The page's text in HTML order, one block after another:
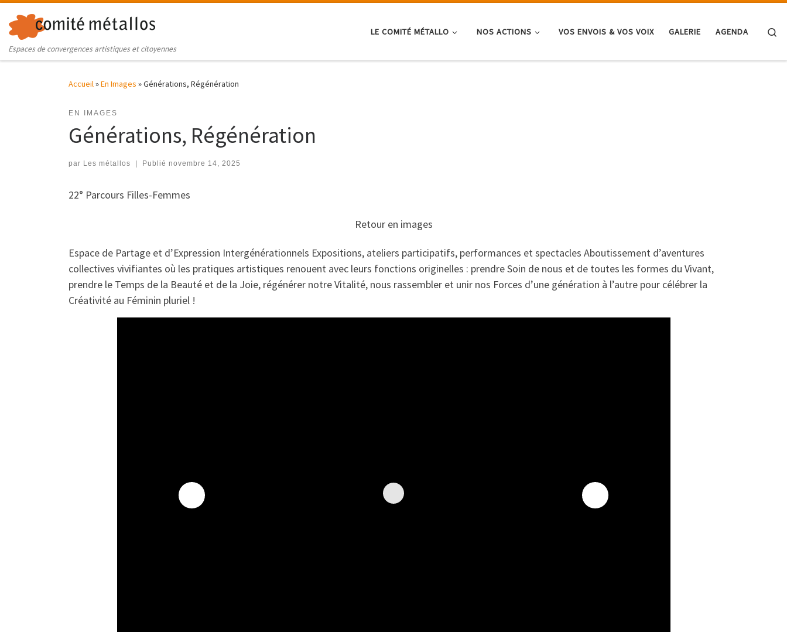
Skip to content
Espaces de convergences artistiques et citoyennes
LE COMITÉ MÉTALLO NOS ACTIONS VOS ENVOIS & VOS VOIX GALERIE AGENDA
Accueil»En Images »Générations, Régénération
EN IMAGES
Générations, Régénération
par Les métallos Publié novembre 14, 2025
22° Parcours Filles-Femmes
Retour en images
Espace de Partage et d’Expression Intergénérationnels Expositions, ateliers participatifs, performances et spectacles Aboutissement d’aventures
collectives vivifiantes où les pratiques artistiques renouent avec leurs fonctions originelles : prendre Soin de nous et de toutes les formes du Vivant,
prendre le Temps de la Beauté et de la Joie, régénérer notre Vitalité, nous rassembler et unir nos Forces d’une génération à l’autre pour célébrer la
Créativité au Féminin pluriel !